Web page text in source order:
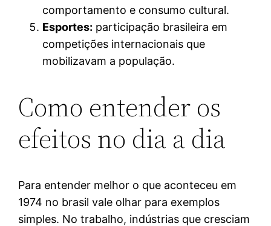
comportamento e consumo cultural.
Esportes: participação brasileira em
competições internacionais que
mobilizavam a população.
Como entender os
efeitos no dia a dia
Para entender melhor o que aconteceu em
1974 no brasil vale olhar para exemplos
simples. No trabalho, indústrias que cresciam